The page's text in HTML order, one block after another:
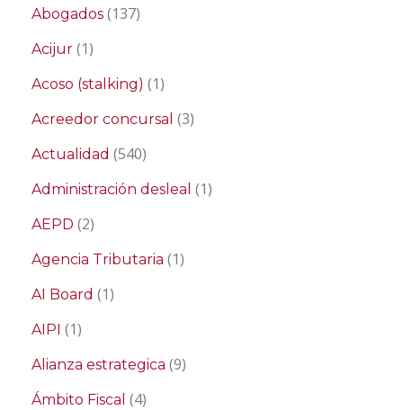
Abogados (137)
Acijur (1)
Acoso (stalking) (1)
Acreedor concursal (3)
Actualidad (540)
Administración desleal (1)
AEPD (2)
Agencia Tributaria (1)
AI Board (1)
AIPI (1)
Alianza estrategica (9)
Ámbito Fiscal (4)